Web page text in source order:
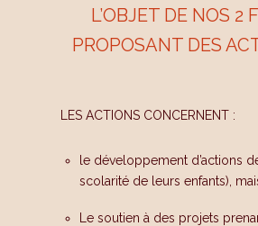
L’OBJET DE NOS
PROPOSANT DES
LES ACTIONS CONCERNENT :
le développement d’actions
scolarité de leurs enfants),
Le soutien à des projets